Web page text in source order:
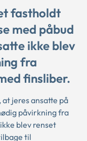
fastholdt
med påbud
ikke blev
fra
finsliber.
jeres ansatte på
påvirkning fra
blev renset
til